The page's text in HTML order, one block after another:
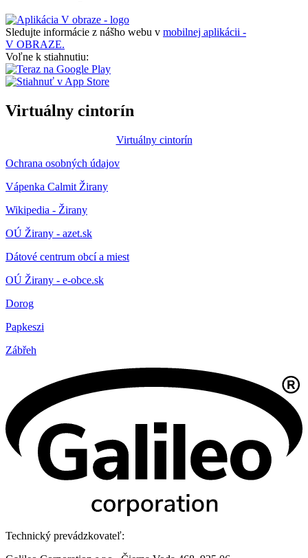
Sledujte informácie z nášho webu v mobilnej aplikácii -
V OBRAZE.
Voľne k stiahnutiu:
Virtuálny cintorín
Virtuálny cintorín
Ochrana osobných údajov
Vápenka Calmit Žirany
Wikipedia - Žirany
OÚ Žirany - azet.sk
Dátové centrum obcí a miest
OÚ Žirany - e-obce.sk
Dorog
Papkeszi
Zábřeh
Technický prevádzkovateľ: